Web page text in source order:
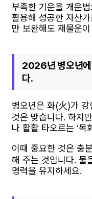
부족한 기운을 개운
활용해 성공한 자산
만 보완해도 재물운
2026년 병오년에
다.
병오년은 화(火)가
것은 맞습니다. 하지
나 활활 타오르는 ‘목
이때 중요한 것은 충
해 주는 것입니다. 물
명력을 유지하세요.